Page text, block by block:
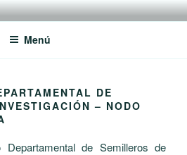
de Investigación RREDSI
Menú
DE
– NODO
Departamental de Semilleros de